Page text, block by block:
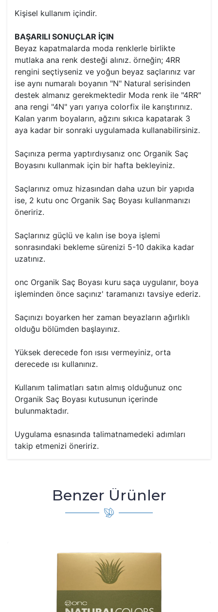
Kişisel kullanım içindir.
BAŞARILI SONUÇLAR İÇIN
Beyaz kapatmalarda moda renklerle birlikte
mutlaka ana renk desteği alınız. örneğin; 4RR
rengini seçtiyseniz ve yoğun beyaz saçlarınız var
ise aynı numaralı boyanın "N" Natural serisinden
destek almanız gerekmektedir Moda renk ile "4RR"
ana rengi "4N" yarı yarıya colorfix ile karıştırınız.
Kalan yarım boyaların, ağzını sıkıca kapatarak 3
aya kadar bir sonraki uygulamada kullanabilirsiniz.
Saçınıza perma yaptırdıysanız onc Organik Saç
Boyasını kullanmak için bir hafta bekleyiniz.
Saçlarınız omuz hizasından daha uzun bir yapıda
ise, 2 kutu onc Organik Saç Boyası kullanmanızı
öneririz.
Saçlarınız güçlü ve kalın ise boya işlemi
sonrasındaki bekleme sürenizi 5-10 dakika kadar
uzatınız.
onc Organik Saç Boyası kuru saça uygulanır, boya
işleminden önce saçınız' taramanızı tavsiye ederiz.
Saçınızı boyarken her zaman beyazların ağırlıklı
olduğu bölümden başlayınız.
Yüksek derecede fon ısısı vermeyiniz, orta
derecede ısı kullanınız.
Kullanım talimatları satın almış olduğunuz onc
Organik Saç Boyası kutusunun içerinde
bulunmaktadır.
Uygulama esnasında talimatnamedeki adımları
takip etmenizi öneririz.
Benzer Ürünler